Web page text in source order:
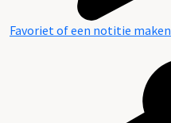
Favoriet of een notitie maken